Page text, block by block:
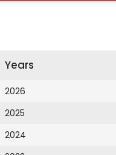
Years
2026
2025
2024